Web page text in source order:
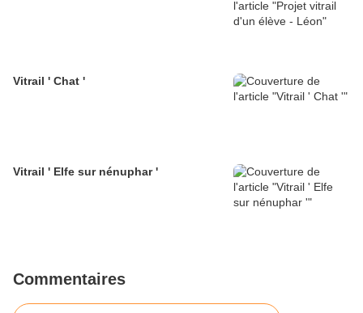
Vitrail ' Chat '
Vitrail ' Elfe sur nénuphar '
Commentaires